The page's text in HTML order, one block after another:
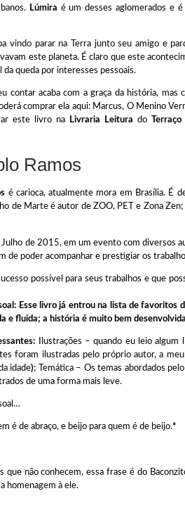
Lúmira é um desses aglomerados e
vindo parar na Terra junto seu amigo e
este planeta. É claro que este
da queda por interesses pessoais.
acaba com a graça da história, mas
comprar ela aqui: Marcus, O Menino
este livro na Livraria Leitura doTerraço
Ramos
é carioca, atualmente mora em Brasília. É
de Marte é autor de ZOO, PET e Zona
de 2015, em um evento com diversos
de poder acompanhar e prestigiar os
possível para seus trabalhos e que
Esse livro já entrou na lista de
e fluida; a história é muito bem
Ilustrações – quando eu leio algum
foram ilustradas pelo próprio autor, a
idade); Temática – Os temas abordados
de uma forma mais leve.
é de abraço, e beijo para quem é de beijo.*
que não conhecem, essa frase é do
homenagem à ele.